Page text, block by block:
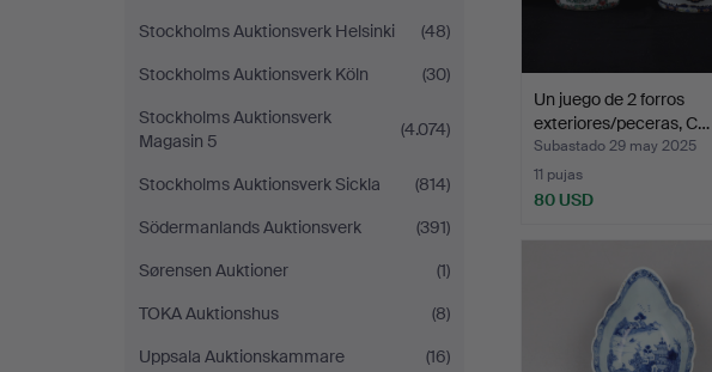
Stockholms Auktionsverk Helsinki
(48)
Stockholms Auktionsverk Köln
(30)
Stockholms Auktionsverk
Magasin 5
(4.074)
Stockholms Auktionsverk Sickla
(814)
Södermanlands Auktionsverk
(391)
Sørensen Auktioner
(1)
TOKA Auktionshus
(8)
Uppsala Auktionskammare
(16)
Un juego de 2 forros
exteriores/peceras, C…
Subastado 29 may 2025
11 pujas
80 USD